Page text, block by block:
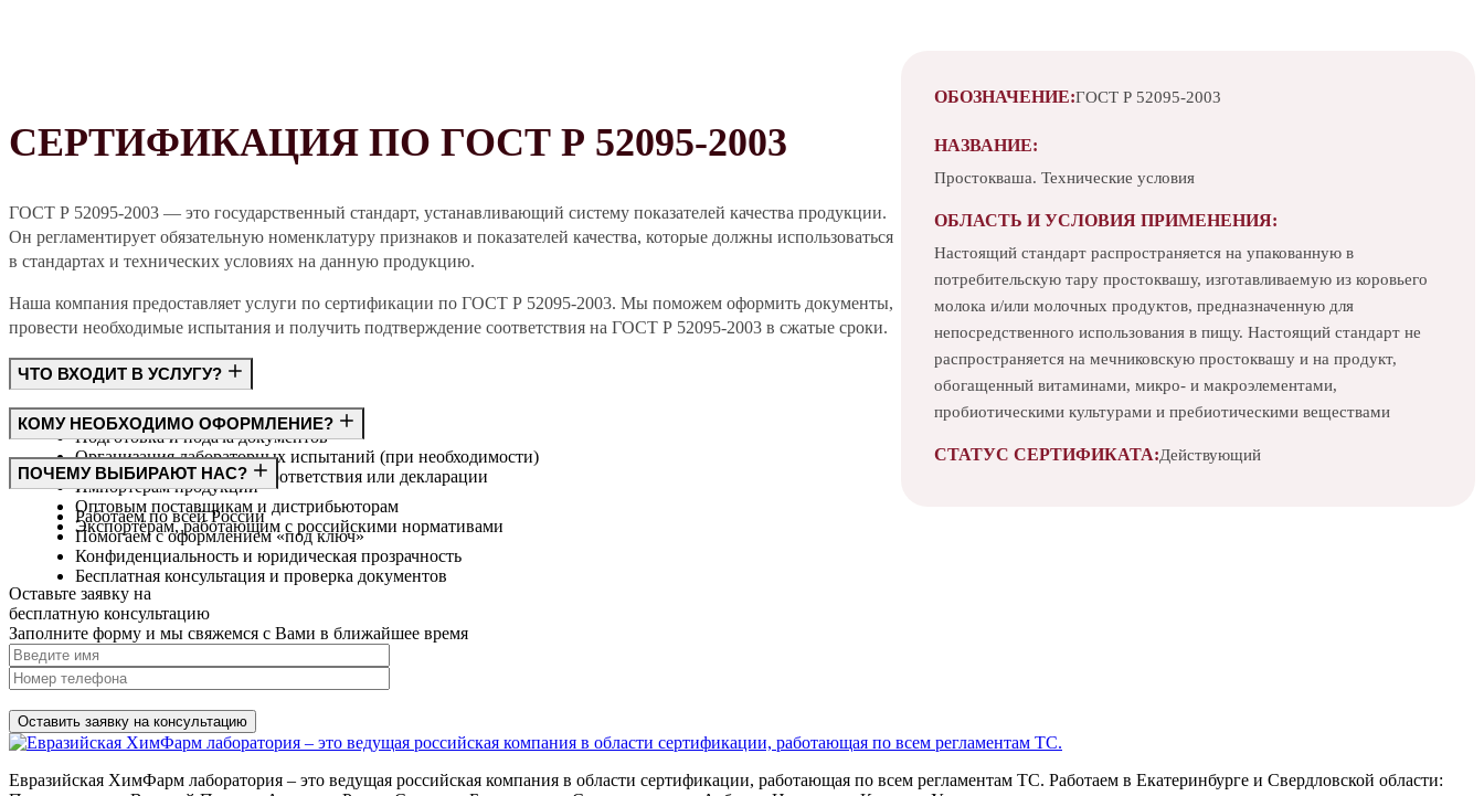
СЕРТИФИКАЦИЯ ПО ГОСТ Р 52095-2003
ГОСТ Р 52095-2003 — это государственный стандарт, устанавливающий систему показателей качества продукции.
Он регламентирует обязательную номенклатуру признаков и показателей качества, которые должны использоваться
в стандартах и технических условиях на данную продукцию.
Наша компания предоставляет услуги по сертификации по ГОСТ Р 52095-2003. Мы поможем оформить документы,
провести необходимые испытания и получить подтверждение соответствия на ГОСТ Р 52095-2003 в сжатые сроки.
ЧТО ВХОДИТ В УСЛУГУ?
Консультация по требованиям ГОСТ
Подготовка и подача документов
Организация лабораторных испытаний (при необходимости)
Получение сертификата соответствия или декларации
КОМУ НЕОБХОДИМО ОФОРМЛЕНИЕ?
Производителям
Импортёрам продукции
Оптовым поставщикам и дистрибьюторам
Экспортёрам, работающим с российскими нормативами
ПОЧЕМУ ВЫБИРАЮТ НАС?
Работаем по всей России
Помогаем с оформлением «под ключ»
Конфиденциальность и юридическая прозрачность
Бесплатная консультация и проверка документов
ОБОЗНАЧЕНИЕ:ГОСТ Р 52095-2003
НАЗВАНИЕ:
Простокваша. Технические условия
ОБЛАСТЬ И УСЛОВИЯ ПРИМЕНЕНИЯ:
Настоящий стандарт распространяется на упакованную в
потребительскую тару простоквашу, изготавливаемую из коровьего
молока и/или молочных продуктов, предназначенную для
непосредственного использования в пищу. Настоящий стандарт не
распространяется на мечниковскую простоквашу и на продукт,
обогащенный витаминами, микро- и макроэлементами,
пробиотическими культурами и пребиотическими веществами
СТАТУС СЕРТИФИКАТА:Действующий
Оставьте заявку на
бесплатную консультацию
Заполните форму и мы свяжемся с Вами в ближайшее время
Евразийская ХимФарм лаборатория – это ведущая российская компания в области сертификации, работающая по всем регламентам ТС. Работаем в Екатеринбурге и Свердловской области: